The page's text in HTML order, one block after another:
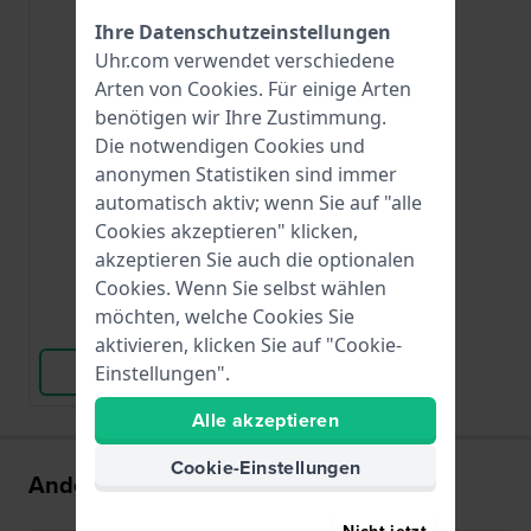
Renata
R337
337 / SR416SW
5,00 €
● Auf Lager
Vergleichen
Produkt ansehen
Andere kauften auch
Ihre Datenschutzeinstellungen
Uhr.com verwendet verschiedene
Arten von Cookies. Für einige Arten
benötigen wir Ihre Zustimmung.
Die notwendigen Cookies und
anonymen Statistiken sind immer
automatisch aktiv; wenn Sie auf "alle
Cookies akzeptieren" klicken,
akzeptieren Sie auch die optionalen
Cookies. Wenn Sie selbst wählen
möchten, welche Cookies Sie
aktivieren, klicken Sie auf "Cookie-
Einstellungen".
Alle akzeptieren
Cookie-Einstellungen